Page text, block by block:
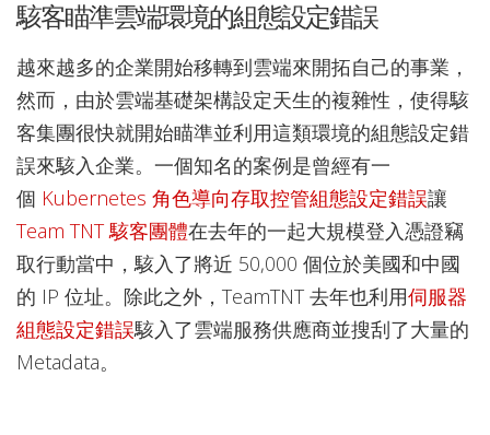
駭客瞄準雲端環境的組態設定錯誤
越來越多的企業開始移轉到雲端來開拓自己的事業，
然而，由於雲端基礎架構設定天生的複雜性，使得駭
客集團很快就開始瞄準並利用這類環境的組態設定錯
誤來駭入企業。一個知名的案例是曾經有一
個 Kubernetes 角色導向存取控管組態設定錯誤讓
Team TNT 駭客團體在去年的一起大規模登入憑證竊
取行動當中，駭入了將近 50,000 個位於美國和中國
的 IP 位址。除此之外，TeamTNT 去年也利用伺服器
組態設定錯誤駭入了雲端服務供應商並搜刮了大量的
Metadata。